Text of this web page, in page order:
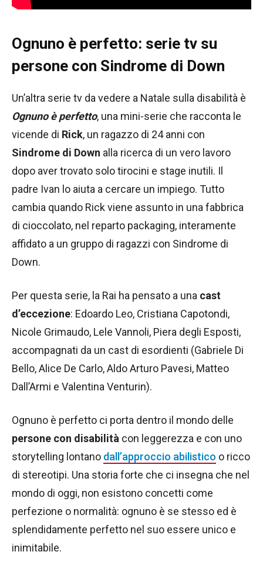
Ognuno è perfetto: serie tv su
persone con Sindrome di Down
Un’altra serie tv da vedere a Natale sulla disabilità è
Ognuno è perfetto, una mini-serie che racconta le
vicende di Rick, un ragazzo di 24 anni con
Sindrome di Down alla ricerca di un vero lavoro
dopo aver trovato solo tirocini e stage inutili. Il
padre Ivan lo aiuta a cercare un impiego. Tutto
cambia quando Rick viene assunto in una fabbrica
di cioccolato, nel reparto packaging, interamente
affidato a un gruppo di ragazzi con Sindrome di
Down.
Per questa serie, la Rai ha pensato a una cast
d’eccezione: Edoardo Leo, Cristiana Capotondi,
Nicole Grimaudo, Lele Vannoli, Piera degli Esposti,
accompagnati da un cast di esordienti (Gabriele Di
Bello, Alice De Carlo, Aldo Arturo Pavesi, Matteo
Dall’Armi e Valentina Venturin).
Ognuno è perfetto ci porta dentro il mondo delle
persone con disabilità con leggerezza e con uno
storytelling lontano dall’approccio abilistico o ricco
di stereotipi. Una storia forte che ci insegna che nel
mondo di oggi, non esistono concetti come
perfezione o normalità: ognuno è se stesso ed è
splendidamente perfetto nel suo essere unico e
inimitabile.